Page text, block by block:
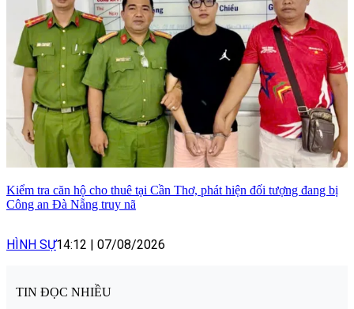
Kiểm tra căn hộ cho thuê tại Cần Thơ, phát hiện đối tượng đang bị
Công an Đà Nẵng truy nã
HÌNH SỰ14:12 | 07/08/2026
TIN ĐỌC NHIỀU